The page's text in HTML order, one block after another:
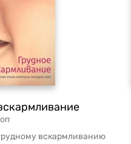
вскармливанию